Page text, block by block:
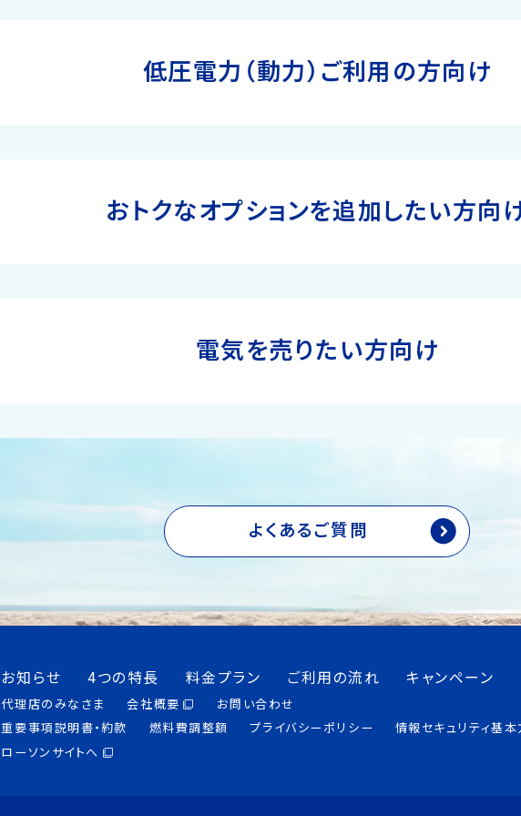
低圧電力（動力）ご利用の方向け
おトクなオプションを追加したい方向
電気を売りたい方向け
よくあるご質問
お知らせ 4つの特長 料金プラン ご利用の流れ キャンペーン
代理店のみなさま 会社概要
お問い合わせ
重要事項説明書・約款
燃料費調整額 プライバシーポリシー
情報セキュリティ基
ローソンサイトへ